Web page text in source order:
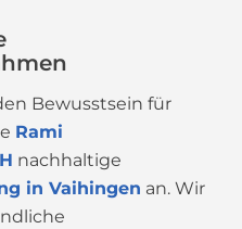
Bewusstsein für
Rami
nachhaltige
in Vaihingen an. Wir